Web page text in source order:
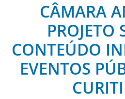
CÂMARA
PROJETO
CONTEÚDO
EVENTOS